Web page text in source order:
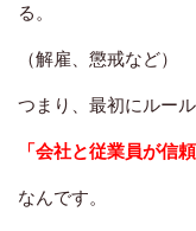
る。
（解雇、懲戒など）
つまり、最初にルー
「会社と従業員が信
なんです。